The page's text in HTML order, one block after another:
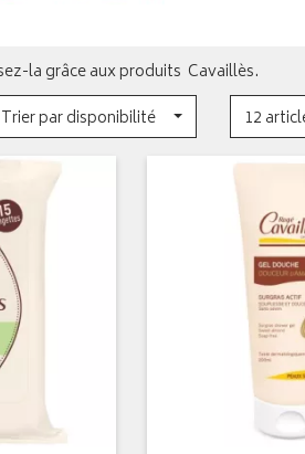
la grâce aux produits Cavaillès.
Trier par disponibilité
12